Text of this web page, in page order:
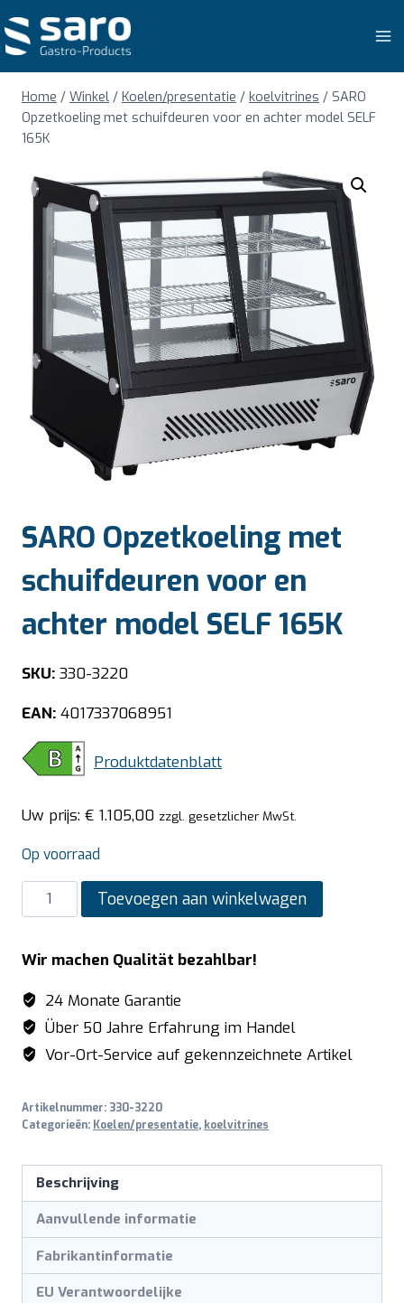
naar
inhoud
Home / Winkel / Koelen/presentatie / koelvitrines / SARO
Opzetkoeling met schuifdeuren voor en achter model SELF
165K
SARO Opzetkoeling met
schuifdeuren voor en
achter model SELF 165K
SKU: 330-3220
EAN: 4017337068951
Produktdatenblatt
Uw prijs: € 1.105,00 zzgl. gesetzlicher MwSt.
Op voorraad
SARO
Opzetkoeling
schuifdeuren
voor
en
achter
model
165K
aantal
Toevoegen aan winkelwagen
Wir machen Qualität bezahlbar!
24 Monate Garantie
Über 50 Jahre Erfahrung im Handel
Vor-Ort-Service auf gekennzeichnete Artikel
Artikelnummer: 330-3220
Categorieën: Koelen/presentatie, koelvitrines
Beschrijving
Aanvullende informatie
Fabrikantinformatie
EU Verantwoordelijke